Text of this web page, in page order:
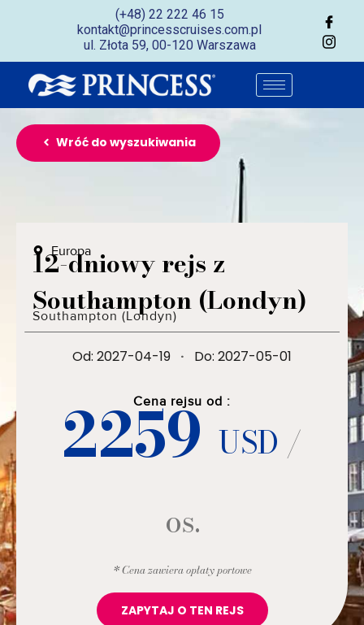
(+48) 22 222 46 15
kontakt@princesscruises.com.pl
ul. Złota 59, 00-120 Warszawa
Wróć do wyszukiwania
Europa
12-dniowy rejs z
Southampton (Londyn)
Southampton (Londyn)
Od: 2027-04-19 · Do: 2027-05-01
Cena rejsu od :
2259USD /
os.
* Cena zawiera opłaty portowe
ZAPYTAJ O TEN REJS